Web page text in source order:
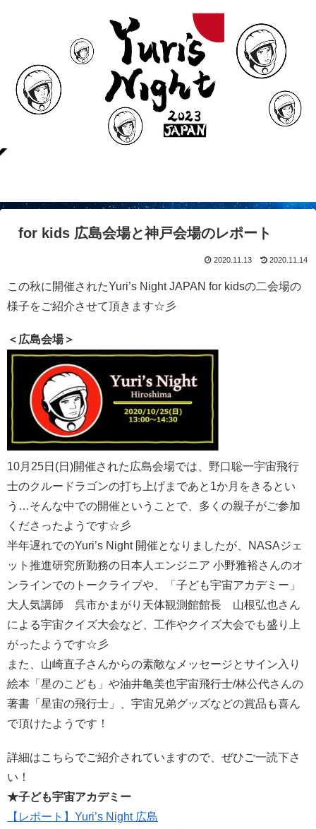
for kids 広島会場と神戸会場のレポート
2020.11.13 2020.11.14
この秋に開催されたYuri’s Night JAPAN for kidsの二会場の
様子をご紹介させて頂きます☆彡
＜広島会場＞
10月25日(日)開催された広島会場では、野口聡一宇宙飛行
士のクルードラゴンの打ち上げまであと1か月をきるとい
う…そんな中での開催ということで、多くの親子がご参加
くださったようです☆彡
半年遅れでのYuri’s Night 開催となりましたが、NASAジェ
ット推進研究所勤務の日本人エンジニア 小野雅裕さんのオ
ンラインでのトークライブや、「子ども宇宙アカデミー」
大人気講師 呉市かまがり天体観測館館長 山根弘也さん
による宇宙クイズ大会など、工作やクイズ大会でも盛り上
がったようです☆彡
また、山崎直子さんからの素敵なメッセージとサイン入り
絵本「星のこども」や油井亀美也宇宙飛行士/林公代さんの
著書「星宙の飛行士」、宇宙兄弟グッズなどの賞品も喜ん
で頂けたようです！
詳細はこちらでご紹介されていますので、ぜひご一読下さ
い！
★子ども宇宙アカデミー
【レポート】Yuri’s Night 広島